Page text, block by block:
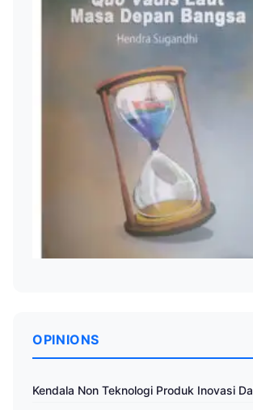
OPINIONS
Kendala Non Teknologi Produk Inovasi